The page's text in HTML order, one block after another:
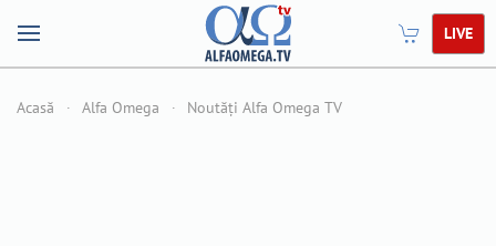
LIVE
Acasă Alfa Omega Noutăți Alfa Omega TV